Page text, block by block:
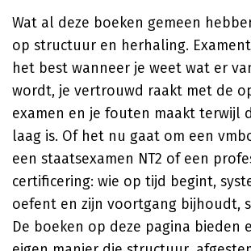
Wat al deze boeken gemeen
op structuur en herhaling.
het best wanneer je weet wat er
wordt, je vertrouwd raakt met de
examen en je fouten maakt terwijl
laag is. Of het nu gaat om een
een staatsexamen NT2 of een
certificering: wie op tijd begint,
oefent en zijn voortgang bijhoudt,
De boeken op deze pagina bieden